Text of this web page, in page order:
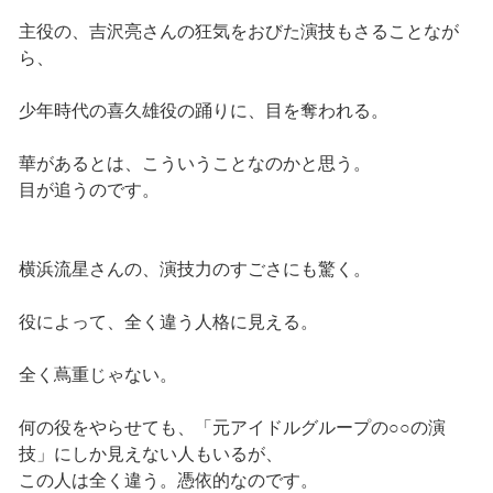
主役の、吉沢亮さんの狂気をおびた演技もさることなが
ら、
少年時代の喜久雄役の踊りに、目を奪われる。
華があるとは、こういうことなのかと思う。
目が追うのです。
横浜流星さんの、演技力のすごさにも驚く。
役によって、全く違う人格に見える。
全く蔦重じゃない。
何の役をやらせても、「元アイドルグループの○○の演
技」にしか見えない人もいるが、
この人は全く違う。憑依的なのです。